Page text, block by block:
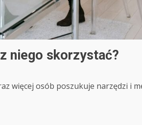
niego skorzystać?
więcej osób poszukuje narzędzi i